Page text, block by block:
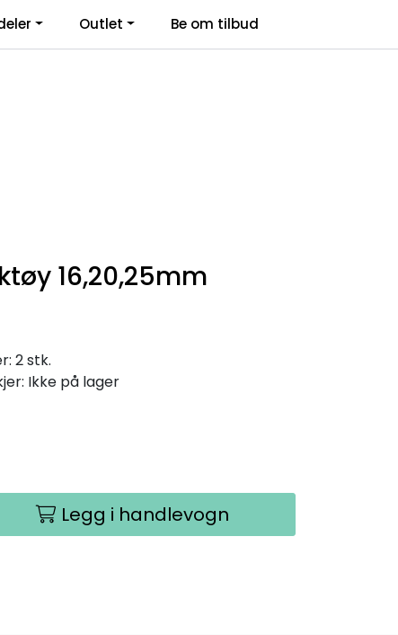
Kontakt Oss Logg inn
Outlet Be om tilbud
16,20,25mm
2 stk.
Ikke på lager
Legg i handlevogn